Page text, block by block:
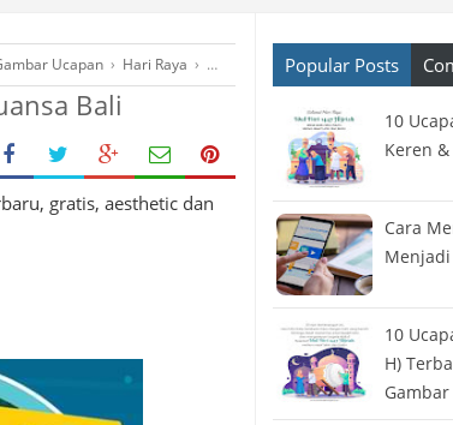
Ucapan › Hari Raya › Link Twibbon›Twibbon›Twibbon
Bali
gratis, aesthetic dan
Popular Posts
10
Keren
Cara
10
H)
Gambar